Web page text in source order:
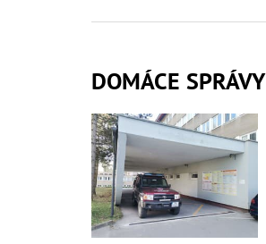
DOMÁCE SPRÁVY